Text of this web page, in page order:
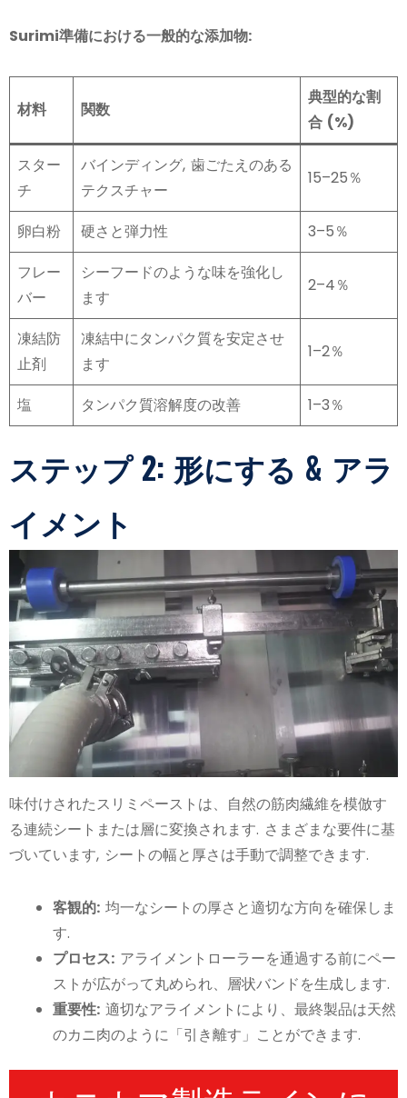
Surimi準備における一般的な添加物:
材料 関数
典型的な割
合 (%)
スター
チ
バインディング, 歯ごたえのある
テクスチャー
15–25％
卵白粉 硬さと弾力性
3–5％
フレー
バー
シーフードのような味を強化し
ます
2–4％
凍結防
止剤
凍結中にタンパク質を安定させ
ます
1–2％
塩 タンパク質溶解度の改善 1–3％
ステップ 2: 形にする & アラ
イメント
味付けされたスリミペーストは、自然の筋肉繊維を模倣す
る連続シートまたは層に変換されます. さまざまな要件に基
づいています, シートの幅と厚さは手動で調整できます.
客観的: 均一なシートの厚さと適切な方向を確保しま
す.
プロセス: アライメントローラーを通過する前にペー
ストが広がって丸められ、層状バンドを生成します.
重要性: 適切なアライメントにより、最終製品は天然
のカニ肉のように「引き離す」ことができます.